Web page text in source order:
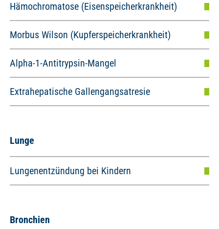
Hämochromatose (Eisenspeicherkrankheit)
Morbus Wilson (Kupferspeicherkrankheit)
Alpha-1-Antitrypsin-Mangel
Extrahepatische Gallengangsatresie
Lunge
Lungenentzündung bei Kindern
Bronchien